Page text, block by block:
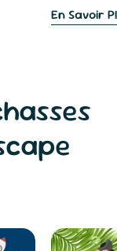
En Savoir